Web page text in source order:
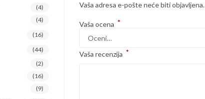
Vaša adresa e-pošte neće biti objavljena.
Vaša ocena *
Vaša recenzija *
(4)
(4)
(16)
(44)
(2)
(16)
(9)